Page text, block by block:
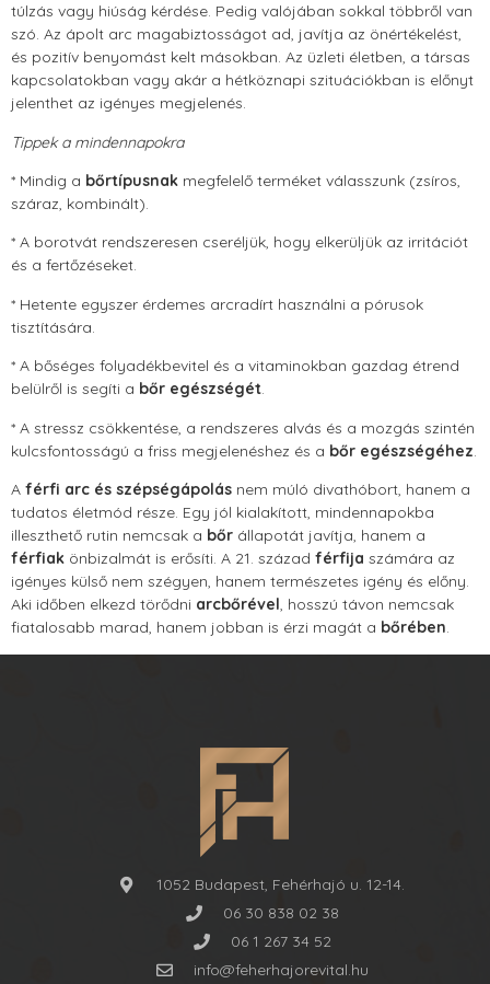
túlzás vagy hiúság kérdése. Pedig valójában sokkal többről van
szó. Az ápolt arc magabiztosságot ad, javítja az önértékelést,
és pozitív benyomást kelt másokban. Az üzleti életben, a társas
kapcsolatokban vagy akár a hétköznapi szituációkban is előnyt
jelenthet az igényes megjelenés.
Tippek a mindennapokra
* Mindig a bőrtípusnak megfelelő terméket válasszunk (zsíros,
száraz, kombinált).
* A borotvát rendszeresen cseréljük, hogy elkerüljük az irritációt
és a fertőzéseket.
* Hetente egyszer érdemes arcradírt használni a pórusok
tisztítására.
* A bőséges folyadékbevitel és a vitaminokban gazdag étrend
belülről is segíti a bőr egészségét.
* A stressz csökkentése, a rendszeres alvás és a mozgás szintén
kulcsfontosságú a friss megjelenéshez és a bőr egészségéhez
A férfi arc és szépségápolás nem múló divathóbort, hanem a
tudatos életmód része. Egy jól kialakított, mindennapokba
illeszthető rutin nemcsak a bőr állapotát javítja, hanem a
férfiak önbizalmát is erősíti. A 21. század férfija számára az
igényes külső nem szégyen, hanem természetes igény és előny.
Aki időben elkezd törődni arcbőrével, hosszú távon nemcsak
fiatalosabb marad, hanem jobban is érzi magát a bőrében.
1052 Budapest, Fehérhajó u. 12-14.
06 30 838 02 38
06 1 267 34 52
info@feherhajorevital.hu